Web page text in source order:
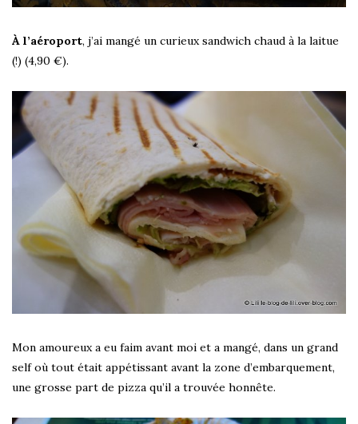
À l’aéroport, j’ai mangé un curieux sandwich chaud à la laitue
(!) (4,90 €).
Mon amoureux a eu faim avant moi et a mangé, dans un grand
self où tout était appétissant avant la zone d’embarquement,
une grosse part de pizza qu’il a trouvée honnête.